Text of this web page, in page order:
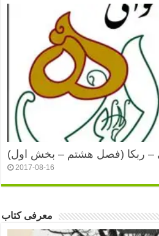
– ربکا (فصل هشتم – بخش اول)
2017-08-16
معرفی کتاب